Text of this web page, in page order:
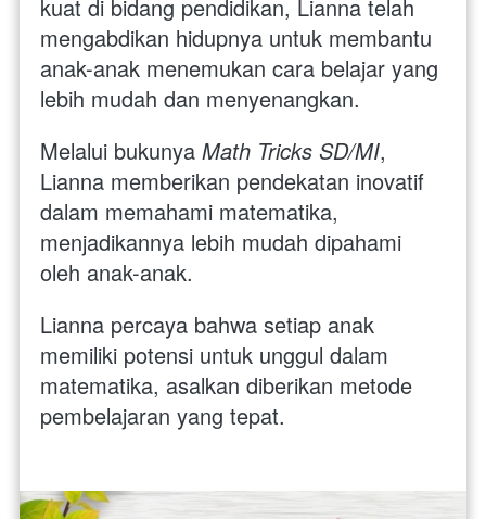
kuat di bidang pendidikan, Lianna telah
mengabdikan hidupnya untuk membantu
anak-anak menemukan cara belajar yang
lebih mudah dan menyenangkan.
Melalui bukunya Math Tricks SD/MI,
Lianna memberikan pendekatan inovatif
dalam memahami matematika,
menjadikannya lebih mudah dipahami
oleh anak-anak.
Lianna percaya bahwa setiap anak
memiliki potensi untuk unggul dalam
matematika, asalkan diberikan metode
pembelajaran yang tepat.